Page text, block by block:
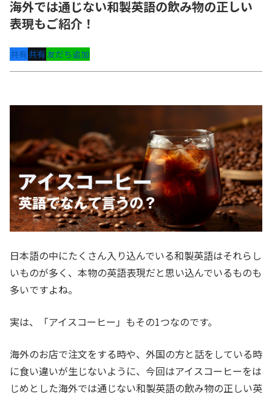
海外では通じない和製英語の飲み物の正しい
表現もご紹介！
共有共有友だち追加
日本語の中にたくさん入り込んでいる和製英語はそれらし
いものが多く、本物の英語表現だと思い込んでいるものも
多いですよね。
実は、「アイスコーヒー」もその1つなのです。
海外のお店で注文をする時や、外国の方と話をしている時
に食い違いが生じないように、今回はアイスコーヒーをは
じめとした海外では通じない和製英語の飲み物の正しい英